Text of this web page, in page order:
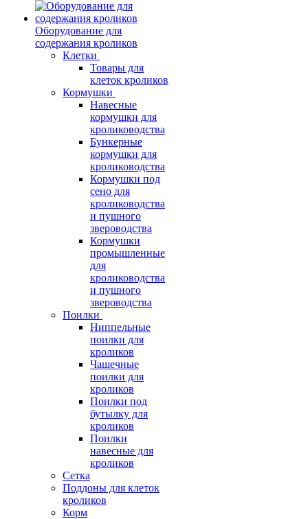
Оборудование для
содержания кроликов
Клетки
Товары для
клеток кроликов
Кормушки
Навесные
кормушки для
кролиководства
Бункерные
кормушки для
кролиководства
Кормушки под
сено для
кролиководства
и пушного
звероводства
Кормушки
промышленные
для
кролиководства
и пушного
звероводства
Поилки
Ниппельные
поилки для
кроликов
Чашечные
поилки для
кроликов
Поилки под
бутылку для
кроликов
Поилки
навесные для
кроликов
Сетка
Поддоны для клеток
кроликов
Корм